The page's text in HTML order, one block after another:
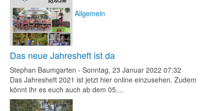
Allgemein
Das neue Jahresheft ist da
Stephan Baumgarten - Sonntag, 23 Januar 2022 07:32
Das Jahresheft 2021 ist jetzt hier online einzusehen. Zudem
könnt ihr es euch auch ab dem 05....